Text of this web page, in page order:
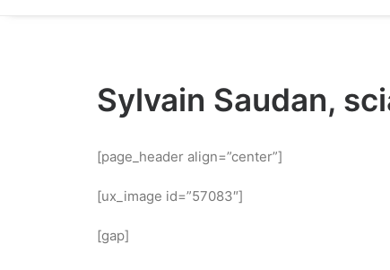
Sylvain Saudan,
[page_header align=”center”]
[ux_image id=”57083″]
[gap]